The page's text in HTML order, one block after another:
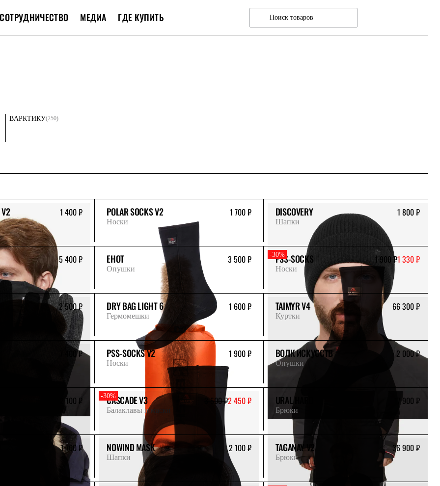
СОТРУДНИЧЕСТВО МЕДИА ГДЕ КУПИТЬ
ВАРКТИКУ(250)
1 400 ₽ POLAR SOCKS V2
Носки
1 700 ₽ DISCOVERY
Шапки
1 800 ₽
5 400 ₽ ЕНОТ
Опушки
3 500 ₽ -30%
PSS-SOCKS
Носки
1 900 ₽1 330 ₽
2 500 ₽ DRY BAG LIGHT 6
Гермомешки
1 600 ₽ TAIMYR V4
Куртки
66 300 ₽
7 400 ₽ PSS-SOCKS V2
Носки
1 900 ₽ ВОЛК ИСКУССТВ
Опушки
2 000 ₽
2 100 ₽ -30%
CASCADE V3
Балаклавы и маски
3 500 ₽2 450 ₽ URAL HARD
Брюки
17 900 ₽
1 700 ₽ NOWIND MASK
Шапки
2 100 ₽ TAGANAY V2
Брюки
36 900 ₽